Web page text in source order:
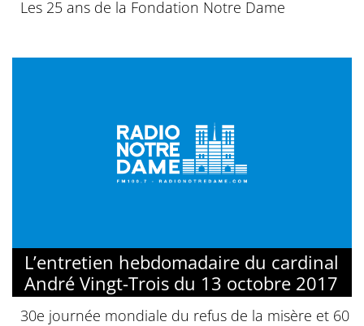
Les 25 ans de la Fondation Notre Dame
L’entretien hebdomadaire du cardinal
André Vingt-Trois du 13 octobre 2017
30e journée mondiale du refus de la misère et 60